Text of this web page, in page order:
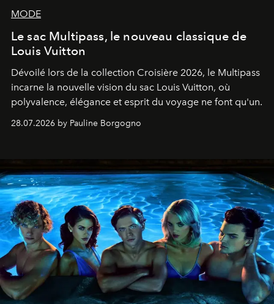
MODE
Le sac Multipass, le nouveau classique de
Louis Vuitton
Dévoilé lors de la collection Croisière 2026, le Multipass
incarne la nouvelle vision du sac Louis Vuitton, où
polyvalence, élégance et esprit du voyage ne font qu'un.
28.07.2026 by Pauline Borgogno